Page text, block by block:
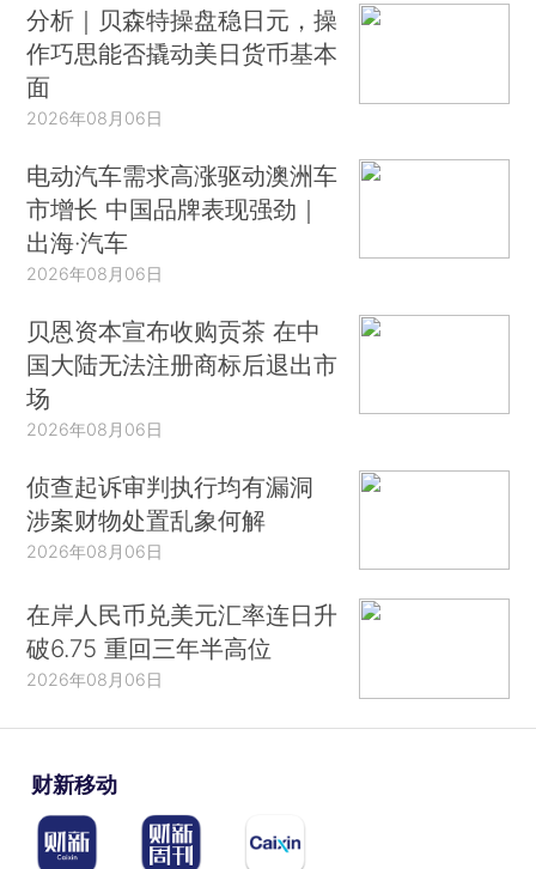
分析｜贝森特操盘稳日元，操
作巧思能否撬动美日货币基本
面
2026年08月06日
电动汽车需求高涨驱动澳洲车
市增长 中国品牌表现强劲｜
出海·汽车
2026年08月06日
贝恩资本宣布收购贡茶 在中
国大陆无法注册商标后退出市
场
2026年08月06日
侦查起诉审判执行均有漏洞
涉案财物处置乱象何解
2026年08月06日
在岸人民币兑美元汇率连日升
破6.75 重回三年半高位
2026年08月06日
财新移动